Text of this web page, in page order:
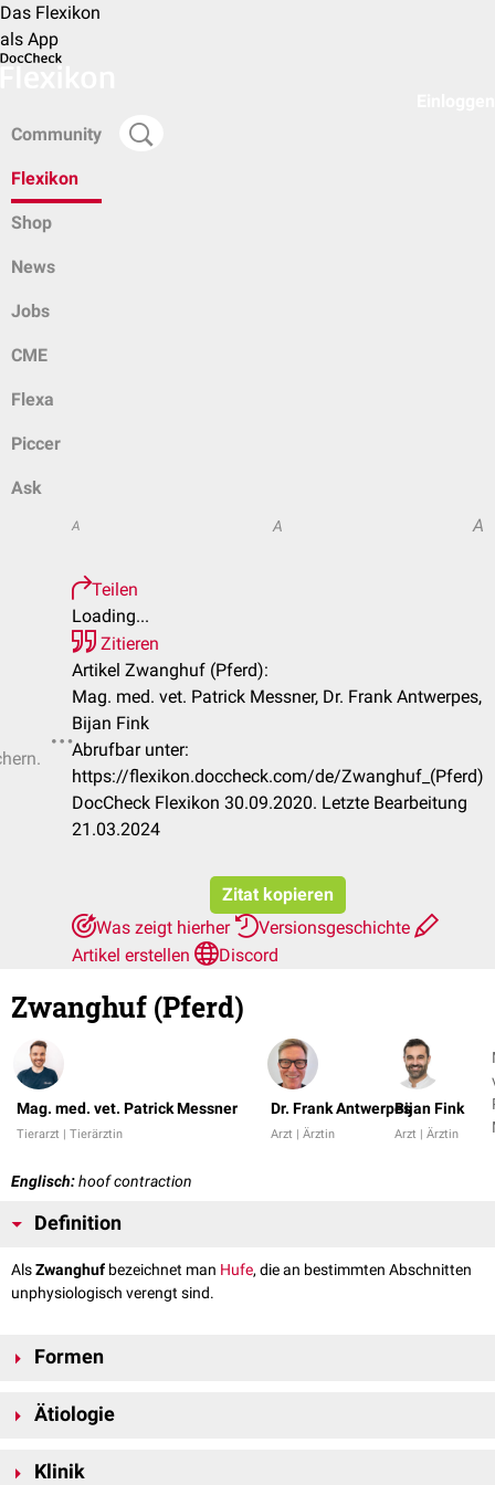
Das Flexikon
als App
Community
Flexikon
Shop
News
Jobs
CME
Flexa
Piccer
Ask
A A A
Teilen
Loading...
Zitieren
Artikel Zwanghuf (Pferd):
Mag. med. vet. Patrick Messner, Dr. Frank Antwerpes,
Bijan Fink
Abrufbar unter:
https://flexikon.doccheck.com/de/Zwanghuf_(Pferd)
DocCheck Flexikon 30.09.2020. Letzte Bearbeitung
21.03.2024
Zitat kopieren
Was zeigt hierher
Versionsgeschichte
Artikel erstellen
Discord
Zwanghuf (Pferd)
Mag. med. vet. Patrick Messner
Tierarzt | Tierärztin
Dr. Frank Antwerpes
Arzt | Ärztin
Bijan Fink
Arzt | Ärztin
Englisch:hoof contraction
Definition
AlsZwanghuf bezeichnet man Hufe, die an bestimmten Abschnitten
unphysiologisch verengt sind.
Formen
zwischen folgenden Formen:
Trachtenzwanghuf
Ätiologie
Hornqualität dazu neigen, ihre Form zu verändern. Formveränderungen
Klinik